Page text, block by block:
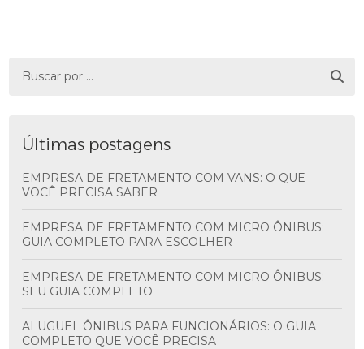
Últimas postagens
EMPRESA DE FRETAMENTO COM VANS: O QUE
VOCÊ PRECISA SABER
EMPRESA DE FRETAMENTO COM MICRO ÔNIBUS:
GUIA COMPLETO PARA ESCOLHER
EMPRESA DE FRETAMENTO COM MICRO ÔNIBUS:
SEU GUIA COMPLETO
ALUGUEL ÔNIBUS PARA FUNCIONÁRIOS: O GUIA
COMPLETO QUE VOCÊ PRECISA